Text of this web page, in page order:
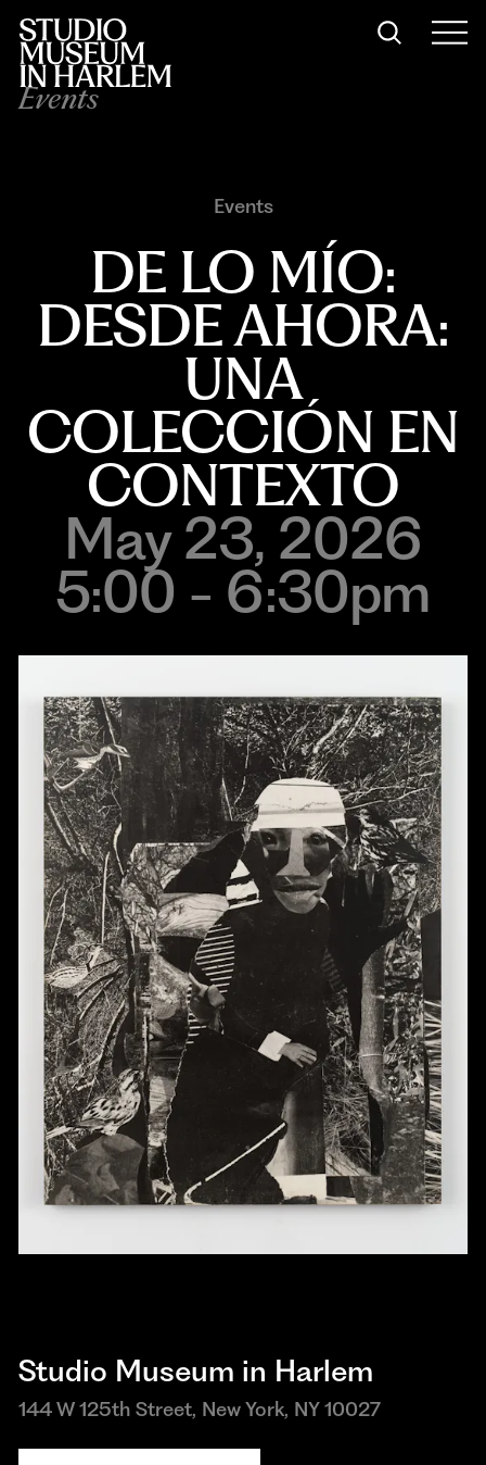
Events
Events
DE LO MÍO:
DESDE AHORA:
UNA
COLECCIÓN EN
CONTEXTO
May 23, 2026
5:00 - 6:30pm
Studio Museum in Harlem
144 W 125th Street, New York, NY 10027